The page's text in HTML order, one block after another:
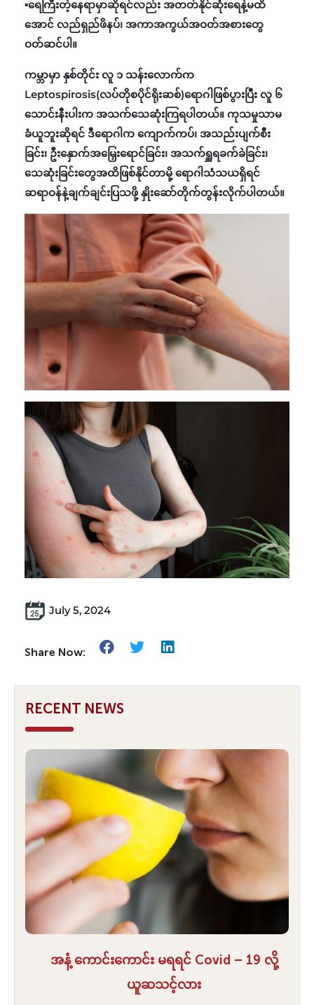
▪️ရေကြီးတဲ့နေရာမှာဆိုရင်လည်း အတတ်နိုင်ဆုံးရေနဲ့မထိ
အောင် လည်ရှည်ဖိနပ်၊ အကာအကွယ်အဝတ်အစားတွေ
ဝတ်ဆင်ပါ။
ကမ္ဘာမှာ နှစ်တိုင်း လူ ၁ သန်းလောက်က
Leptospirosis(လပ်တိုစပိုင်ရိုးဆစ်)ရောဂါဖြစ်ပွားပြီး လူ ၆
သောင်းနီးပါးက အသက်သေဆုံးကြရပါတယ်။ ကုသမှုသာမ
ခံယူဘူးဆိုရင် ဒီရောဂါက ကျောက်ကပ်၊ အသည်းပျက်စီး
ခြင်း၊ ဦးနှောက်အမြှေးရောင်ခြင်း၊ အသက်ရှူရခက်ခဲခြင်း၊
သေဆုံးခြင်းတွေအထိဖြစ်နိုင်တာမို့ ရောဂါသံသယရှိရင်
ဆရာဝန်နဲ့ချက်ချင်းပြသဖို့ နှိုးဆော်တိုက်တွန်းလိုက်ပါတယ်။
July 5, 2024
Share Now:
RECENT NEWS
အနံ့ ကောင်းကောင်း မရရင် Covid – 19 လို့
ယူဆသင့်လား